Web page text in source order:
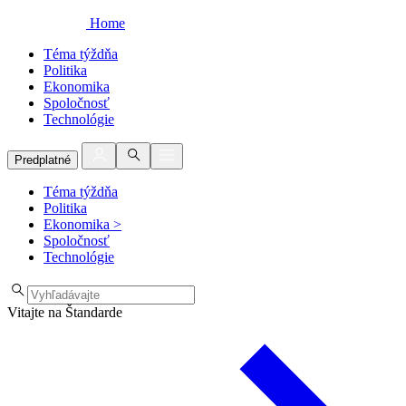
Home
Téma týždňa
Politika
Ekonomika
Spoločnosť
Technológie
Predplatné
Téma týždňa
Politika
Ekonomika >
Spoločnosť
Technológie
Vitajte na Štandarde